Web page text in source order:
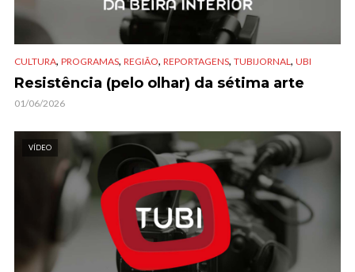
CULTURA, PROGRAMAS, REGIÃO, REPORTAGENS, TUBIJORNAL, UBI
Resistência (pelo olhar) da sétima arte
01/06/2026
VÍDEO